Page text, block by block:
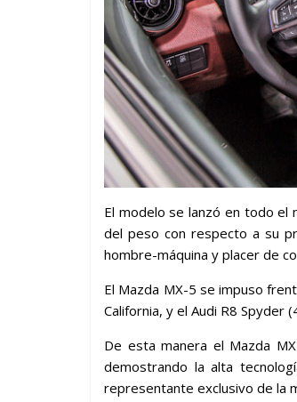
El modelo se lanzó en todo el
del peso con respecto a su
hombre-máquina y placer de
El Mazda MX-5 se impuso
California, y el Audi R8 Spyder
De esta manera el Mazda
demostrando la alta
representante exclusivo de la